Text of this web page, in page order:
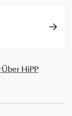
Über HiPP